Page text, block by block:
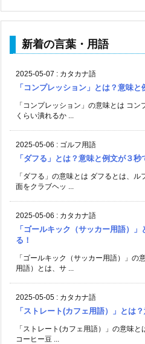
新着の言葉・用語
2025-05-07 : カタカナ語
「コンプレッション」とは？意味と
「コンプレッション」の意味とは コ
くらい潰れるか ...
2025-05-06 : ゴルフ用語
「ダフる」とは？意味と例文が３秒
「ダフる」の意味とは ダフるとは、
面をクラブヘッ ...
2025-05-06 : カタカナ語
「ゴールキック（サッカー用語）
る！
「ゴールキック（サッカー用語）」の
用語）とは、サ ...
2025-05-05 : カタカナ語
「ストレート(カフェ用語）」とは
「ストレート(カフェ用語）」の意味と
コーヒー豆 ...